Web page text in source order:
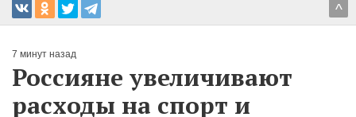
^
7 минут назад
Россияне увеличивают
расходы на спорт и